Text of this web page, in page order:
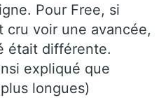
Pour Free, si
cru voir une avancée,
était différente.
expliqué que
longues)